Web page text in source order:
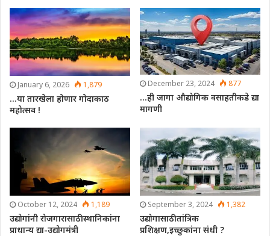
January 6, 2026 1,879
…या तारखेला होणार गोदाकाठ
महोत्सव !
December 23, 2024 877
…ही जागा औद्योगिक वसाहतीकडे द्या
मागणी
October 12, 2024 1,189
उद्योगांनी रोजगारासाठी स्थानिकांना
प्राधान्य द्या-उद्योगमंत्री
September 3, 2024 1,382
उद्योगासाठी तांत्रिक
प्रशिक्षण,इच्छुकांना संधी ?